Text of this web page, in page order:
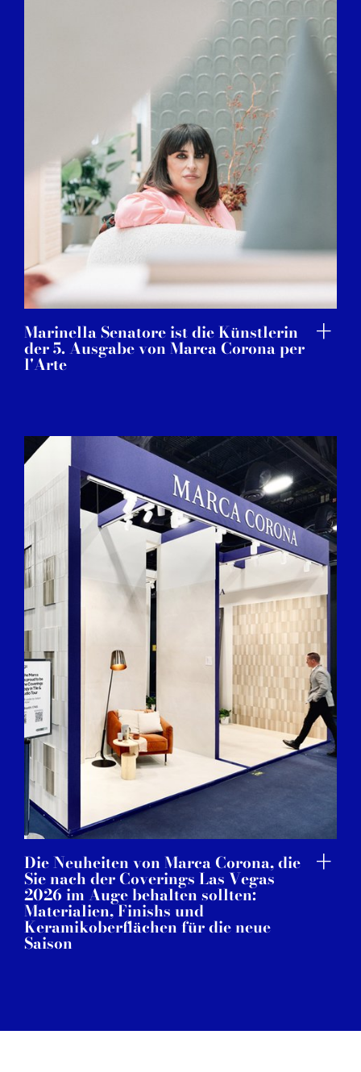
Marinella Senatore ist die Künstlerin
der 5. Ausgabe von Marca Corona per
l'Arte
Die Neuheiten von Marca Corona, die
Sie nach der Coverings Las Vegas
2026 im Auge behalten sollten:
Materialien, Finishs und
Keramikoberflächen für die neue
Saison